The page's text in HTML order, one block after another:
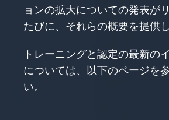
ョンの拡大についての発表が
たびに、それらの概要を提供し
トレーニングと認定の最新の
については、以下のページを
い。